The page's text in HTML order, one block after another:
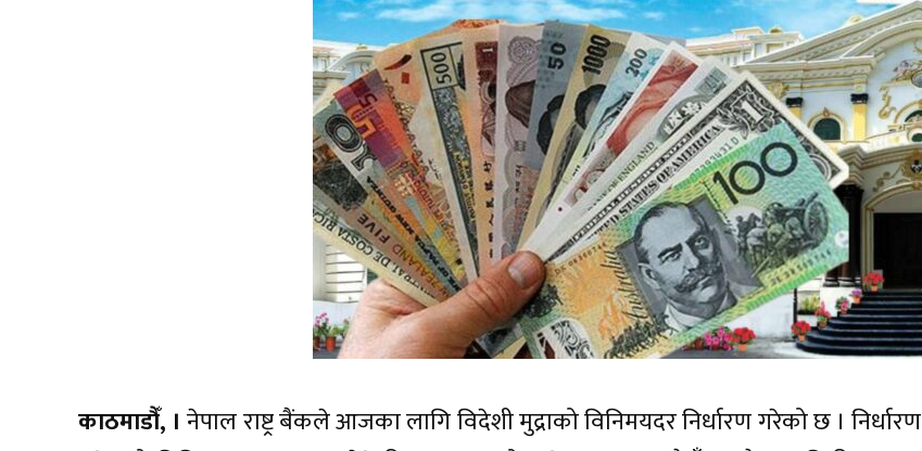
काठमाडौँ, । नेपाल राष्ट्र बैंकले आजका लागि विदेशी मुद्राको विनिमयदर निर्धारण गरेको छ । निर्धारण